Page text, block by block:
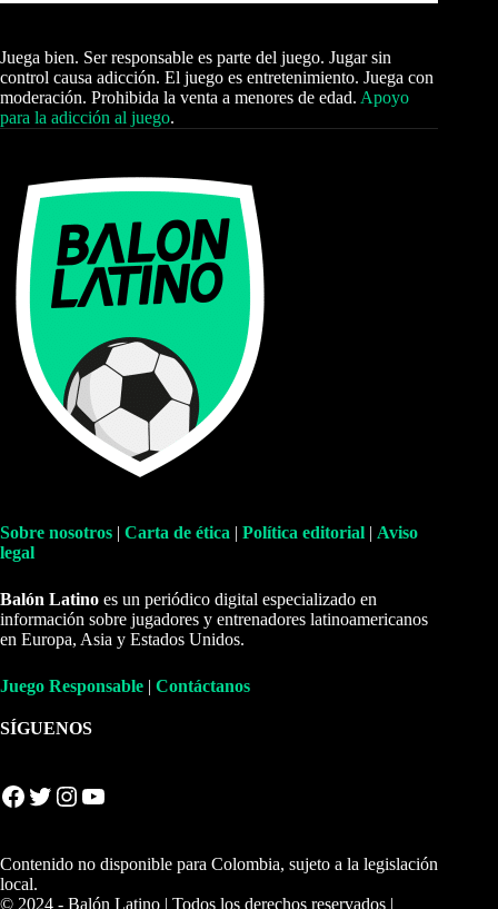
Juega bien. Ser responsable es parte del juego. Jugar sin
control causa adicción. El juego es entretenimiento. Juega con
moderación. Prohibida la venta a menores de edad. Apoyo
para la adicción al juego.
Sobre nosotros | Carta de ética | Política editorial | Aviso
legal
Balón Latino es un periódico digital especializado en
información sobre jugadores y entrenadores latinoamericanos
en Europa, Asia y Estados Unidos.
Juego Responsable | Contáctanos
SÍGUENOS
Facebook Twitter Instagram YouTube
Contenido no disponible para Colombia, sujeto a la legislación
local.
© 2024 - Balón Latino | Todos los derechos reservados |